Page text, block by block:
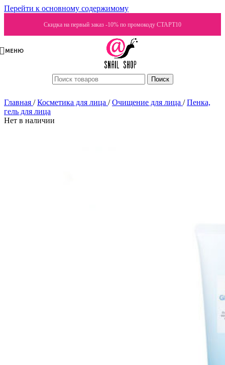
Перейти к основному содержимому
Скидка на первый заказ -10% по промокоду СТАРТ10
МЕНЮ
Поиск
Главная / Косметика для лица / Очищение для лица / Пенка,
гель для лица
Нет в наличии